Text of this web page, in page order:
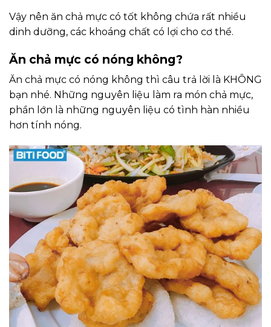
Vậy nên ăn chả mực có tốt không chứa rất nhiều
dinh dưỡng, các khoáng chất có lợi cho cơ thể.
Ăn chả mực có nóng không?
Ăn chả mực có nóng không thì câu trả lời là KHÔNG
bạn nhé. Những nguyên liệu làm ra món chả mực,
phần lớn là những nguyên liệu có tình hàn nhiều
hơn tính nóng.